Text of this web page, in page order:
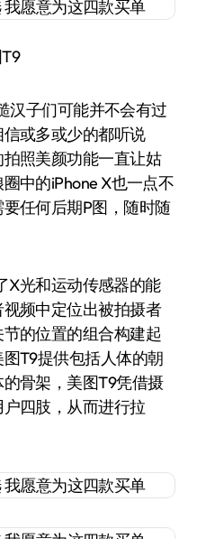
子们可能并不会有过
或多或少的都听说
照美颜功能一直让姑
中的iPhone X也一点不
任何后期P图，随时随
光和运动传感器的能
频中定位出被拍摄者
的位置的组合构建起
T9提供包括人体的朝
骨架，美图T9凭借摄
四肢，从而进行拉